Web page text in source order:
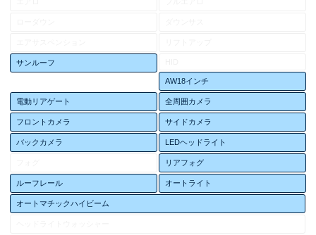
サンルーフ
AW18インチ
電動リアゲート 全周囲カメラ
フロントカメラ サイドカメラ
バックカメラ LEDヘッドライト
リアフォグ
ルーフレール オートライト
オートマチックハイビーム